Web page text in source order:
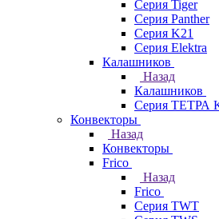
Серия Tiger
Серия Panther
Серия K21
Серия Elektra
Калашников
Назад
Калашников
Серия ТЕТРА
Конвекторы
Назад
Конвекторы
Frico
Назад
Frico
Серия TWT